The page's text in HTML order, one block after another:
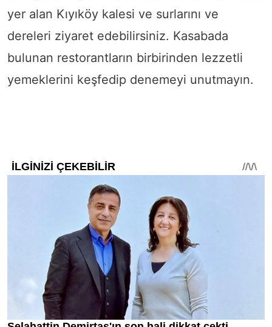
yer alan Kıyıköy kalesi ve surlarını ve
dereleri ziyaret edebilirsiniz. Kasabada
bulunan restorantların birbirinden lezzetli
yemeklerini keşfedip denemeyi unutmayın.